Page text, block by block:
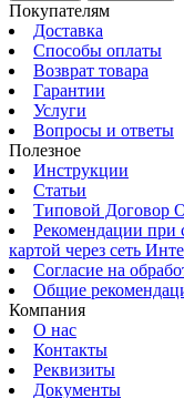
Покупателям
Доставка
Способы оплаты
Возврат товара
Гарантии
Услуги
Вопросы и ответы
Полезное
Инструкции
Статьи
Типовой Договор
Рекомендации при
картой через сеть
Согласие на
Общие
Компания
О нас
Контакты
Реквизиты
Документы